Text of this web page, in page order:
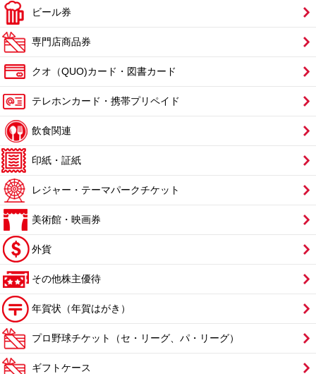
ビール券
専門店商品券
クオ（QUO)カード・図書カード
テレホンカード・携帯プリペイド
飲食関連
印紙・証紙
レジャー・テーマパークチケット
美術館・映画券
外貨
その他株主優待
年賀状（年賀はがき）
プロ野球チケット（セ・リーグ、パ・リーグ）
ギフトケース